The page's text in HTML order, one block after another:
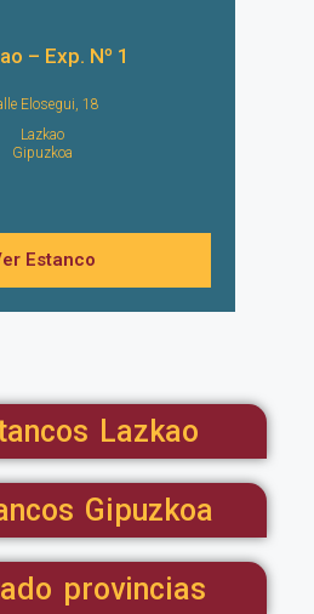
– Exp. Nº 1
Elosegui, 18
Lazkao
Gipuzkoa
Estanco
Lazkao
Gipuzkoa
provincias